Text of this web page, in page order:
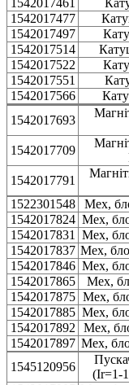
1542017477
1542017497
1542017514
1542017522
1542017551
1542017566
1542017693
1542017709
1542017791
1522301548
Мех,
1542017824 Мех,
1542017831
Мех,
1542017837 Мех,
1542017846 Мех,
1542017865
Мех,
1542017875 Мех,
1542017885 Мех,
1542017892
Мех,
1542017897 Мех,
1545120956
(Ir=1-